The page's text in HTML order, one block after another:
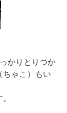
かりとりつか
ちゃこ）もい